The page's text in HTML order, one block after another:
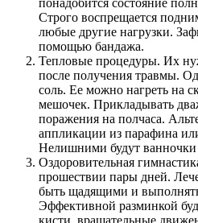
Строго воспрещается
любые другие нагрузки.
помощью бандажа.
Тепловые процедуры. Их
после получения травмы.
соль. Ее можно нагреть на
мешочек. Прикладывать
поражения на полчаса.
аппликации из парафина
Нелишними будут
Оздоровительная
прошествии пары дней.
быть щадящими и
Эффективной разминкой
кисти, вращательные